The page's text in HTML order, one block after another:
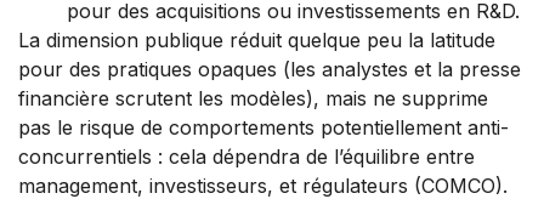
pour des acquisitions ou investissements en R&D.
La dimension publique réduit quelque peu la latitude
pour des pratiques opaques (les analystes et la presse
financière scrutent les modèles), mais ne supprime
pas le risque de comportements potentiellement anti-
concurrentiels : cela dépendra de l’équilibre entre
management, investisseurs, et régulateurs (COMCO).